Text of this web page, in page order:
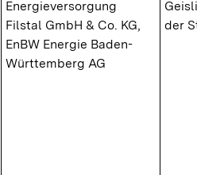
Energieversorgung
Filstal GmbH & Co. KG,
EnBW Energie Baden-
Württemberg AG
der